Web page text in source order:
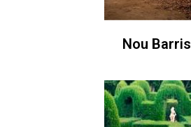
Nou Barris